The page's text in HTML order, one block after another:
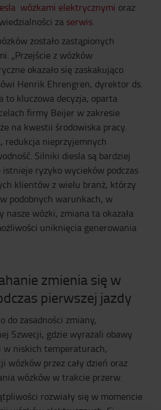
wózkami elektrycznymi oraz
za serwis.
zostało zastąpionych
„Przejście z wózków
okazało się zaskakująco
Henrik Ehrengren, dyrektor ds.
to kluczowa decyzja, oparta
firmy Beijer w zakresie
na kwestii środowiska pracy.
redukcja nieprzyjemnych
Silniki diesla są bardziej
ryzyko wycieków podczas
klientów z wielu branż, którzy
podobnych warunkach, w
wózki, zmiana ta okazała
uniknięcia generowania
zmienia się w
pierwszej jazdy
do zasadności zmiany,
Szwecji, gdzie wyrażali obawy
w niskich temperaturach,
wózków przez cały dzień oraz
wózków w trakcie przerw.
rozwiały się w momencie